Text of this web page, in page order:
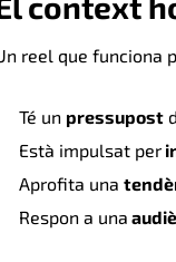
reel que funciona
Té un pressupost
Està impulsat per
Aprofita una
Respon a una